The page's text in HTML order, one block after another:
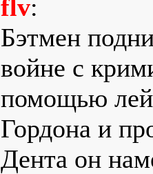
flv:
Бэтмен
войне с
помощью
Гордона и
Дента он